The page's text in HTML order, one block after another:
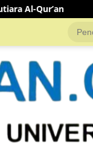
MINI SOCCER